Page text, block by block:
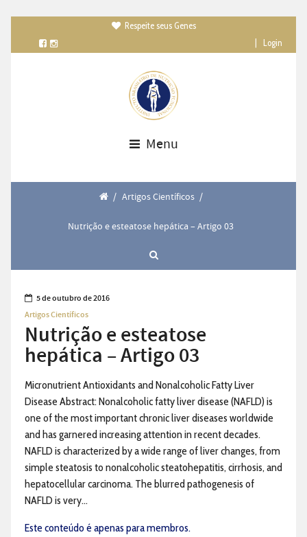
Respeite seus Genes
Login
Menu
/ Artigos Científicos /
Nutrição e esteatose hepática – Artigo 03
5 de outubro de 2016
Artigos Científicos
Nutrição e esteatose
hepática – Artigo 03
Micronutrient Antioxidants and Nonalcoholic Fatty Liver
Disease Abstract: Nonalcoholic fatty liver disease (NAFLD) is
one of the most important chronic liver diseases worldwide
and has garnered increasing attention in recent decades.
NAFLD is characterized by a wide range of liver changes, from
simple steatosis to nonalcoholic steatohepatitis, cirrhosis, and
hepatocellular carcinoma. The blurred pathogenesis of
NAFLD is very...
Este conteúdo é apenas para membros.